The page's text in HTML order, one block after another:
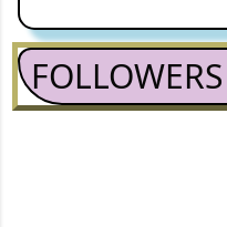
FOLLOWERS